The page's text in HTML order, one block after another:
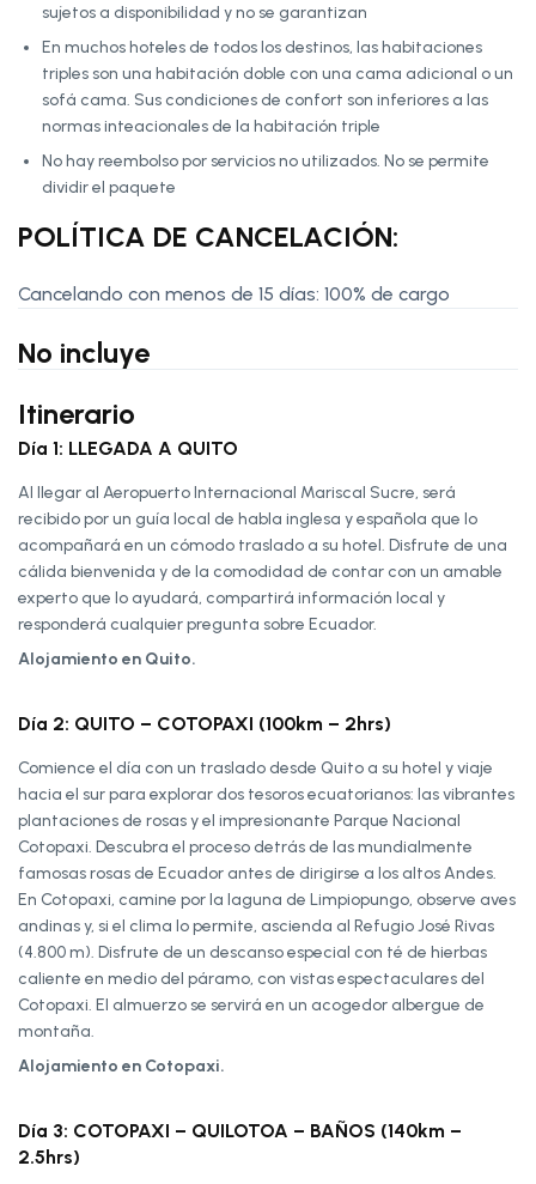
sujetos a disponibilidad y no se garantizan
En muchos hoteles de todos los destinos, las habitaciones
triples son una habitación doble con una cama adicional o un
sofá cama. Sus condiciones de confort son inferiores a las
normas inteacionales de la habitación triple
No hay reembolso por servicios no utilizados. No se permite
dividir el paquete
POLÍTICA DE CANCELACIÓN:
Cancelando con menos de 15 días: 100% de cargo
No incluye
Itinerario
Día 1: LLEGADA A QUITO
Al llegar al Aeropuerto Internacional Mariscal Sucre, será
recibido por un guía local de habla inglesa y española que lo
acompañará en un cómodo traslado a su hotel. Disfrute de una
cálida bienvenida y de la comodidad de contar con un amable
experto que lo ayudará, compartirá información local y
responderá cualquier pregunta sobre Ecuador.
Alojamiento en Quito.
Día 2: QUITO – COTOPAXI (100km – 2hrs)
Comience el día con un traslado desde Quito a su hotel y viaje
hacia el sur para explorar dos tesoros ecuatorianos: las vibrantes
plantaciones de rosas y el impresionante Parque Nacional
Cotopaxi. Descubra el proceso detrás de las mundialmente
famosas rosas de Ecuador antes de dirigirse a los altos Andes.
En Cotopaxi, camine por la laguna de Limpiopungo, observe aves
andinas y, si el clima lo permite, ascienda al Refugio José Rivas
(4.800 m). Disfrute de un descanso especial con té de hierbas
caliente en medio del páramo, con vistas espectaculares del
Cotopaxi. El almuerzo se servirá en un acogedor albergue de
montaña.
Alojamiento en Cotopaxi.
Día 3: COTOPAXI – QUILOTOA – BAÑOS (140km –
2.5hrs)